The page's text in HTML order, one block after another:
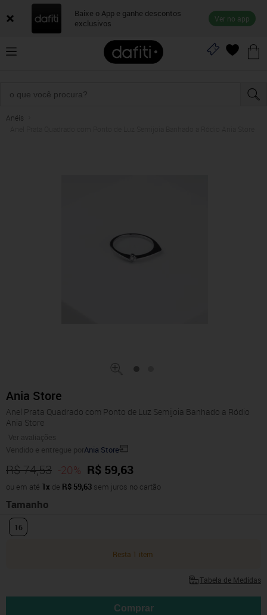
Baixe o App e ganhe descontos
exclusivos
Ver no app
Anéis
Ania Store
Anel Prata Quadrado com Ponto de Luz Semijoia Banhado a Ródio
Ania Store
Ver avaliações
Vendido e entregue porAnia Store
R$ 74,53 -20% R$ 59,63
ou em até 1x de R$ 59,63 sem juros no cartão
Tamanho
16
Resta 1 item
Tabela de Medidas
Comprar